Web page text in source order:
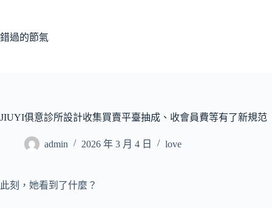
主
錯過的節氣
JIUYI俱意診所設計收集買賣平臺抽成、收會員費等有了新規范
admin 2026 年 3 月 4 日 love
此刻，她看到了什麼？